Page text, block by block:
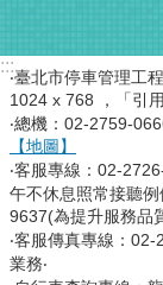
:::
‧臺北市停車管理工
1024 x 768 ，「引
‧總機：02-2759-
【地圖】
‧客服專線：02-
午不休息照常接聽
9637(為提升服務品
‧客服傳真專線：
業務‧